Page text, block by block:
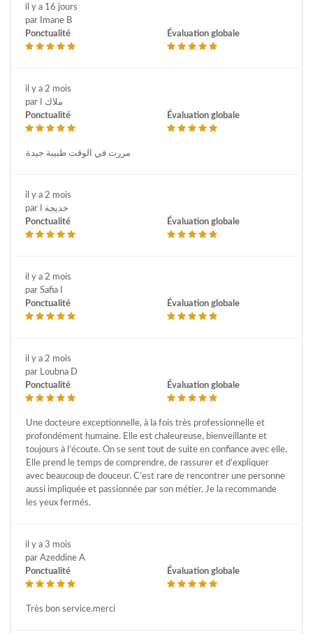
il y a 16 jours
par Imane B
Ponctualité
Évaluation globale
il y a 2 mois
par ملاك ا
Ponctualité
Évaluation globale
مررت في الوقت طبيبة جيدة
il y a 2 mois
par خديجة ا
Ponctualité
Évaluation globale
il y a 2 mois
par Safia I
Ponctualité
Évaluation globale
il y a 2 mois
par Loubna D
Ponctualité
Évaluation globale
Une docteure exceptionnelle, à la fois très professionnelle et
profondément humaine. Elle est chaleureuse, bienveillante et
toujours à l’écoute. On se sent tout de suite en confiance avec elle.
Elle prend le temps de comprendre, de rassurer et d’expliquer
avec beaucoup de douceur. C’est rare de rencontrer une personne
aussi impliquée et passionnée par son métier. Je la recommande
les yeux fermés.
il y a 3 mois
par Azeddine A
Ponctualité
Évaluation globale
Très bon service.merci